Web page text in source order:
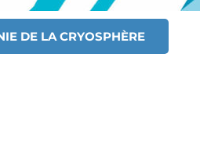
DE LA CRYOSPHÈRE